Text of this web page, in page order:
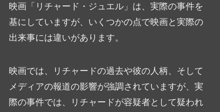
映画「リチャード・ジュエル」は、実際の事件を
基にしていますが、いくつかの点で映画と実際の
出来事には違いがあります。
映画では、リチャードの過去や彼の人柄、そして
メディアの報道の影響が強調されていますが、実
際の事件では、リチャードが容疑者として疑われ